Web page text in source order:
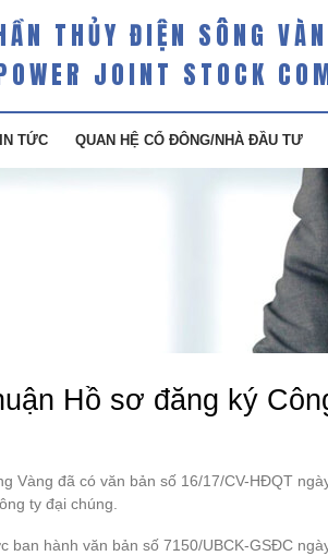
THỦY ĐIỆN SÔNG
JOINT STOCK
TỨC QUAN HỆ CỔ ĐÔNG/NHÀ ĐẦU TƯ
Hồ sơ đăng ký
Vàng đã có văn bản số 16/17/CV-HĐQT
ty đại chúng.
ban hành văn bản số 7150/UBCK-GSĐC